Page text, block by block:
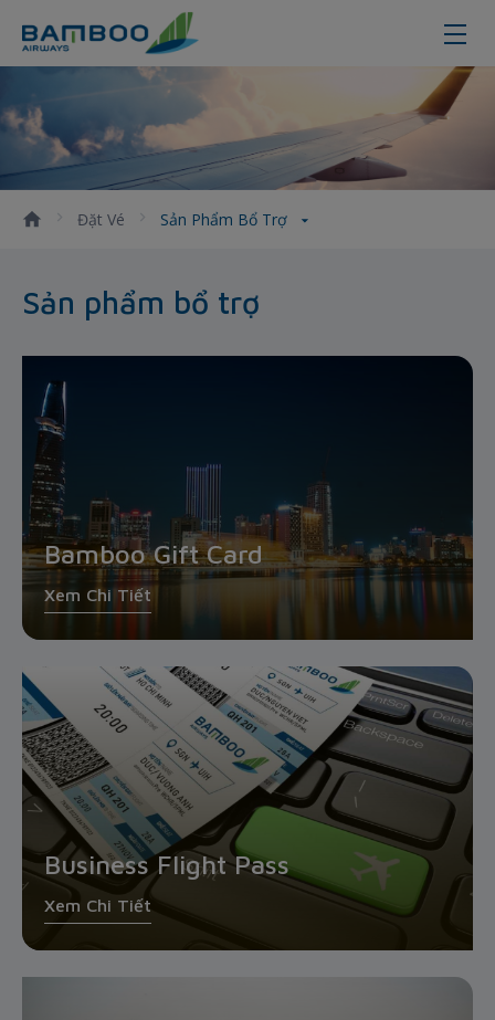
Sản phẩm bổ trợ
Đặt Vé Sản Phẩm Bổ Trợ
Sản phẩm bổ trợ
Bamboo Gift Card
Xem Chi Tiết
Business Flight Pass
Xem Chi Tiết